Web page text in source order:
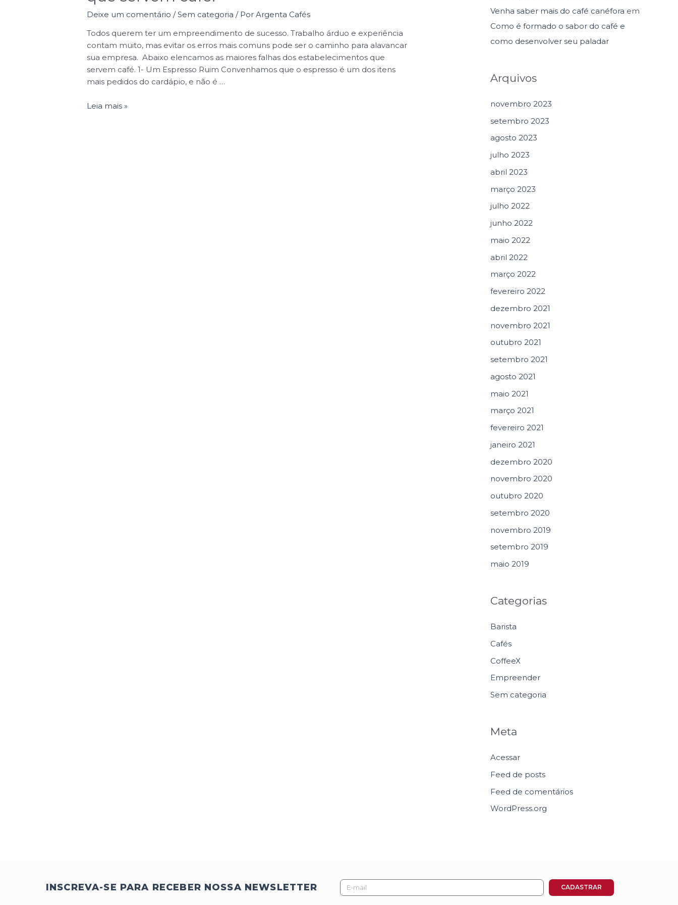
Deixe um comentário /Sem categoria / PorArgenta Cafés
Todos querem ter um empreendimento de sucesso. Trabalho árduo e experiência
contam muito, mas evitar os erros mais comuns pode ser o caminho para alavancar
sua empresa. Abaixo elencamos as maiores falhas dos estabelecimentos que
servem café. 1- Um Espresso Ruim Convenhamos que o espresso é um dos itens
mais pedidos do cardápio, e não é …
Leia mais »
Venha saber mais do café canéfora em
Como é formado o sabor do café e
como desenvolver seu paladar
Arquivos
novembro 2023
setembro 2023
agosto 2023
julho 2023
abril 2023
março 2023
julho 2022
junho 2022
maio 2022
abril 2022
março 2022
fevereiro 2022
dezembro 2021
novembro 2021
outubro 2021
setembro 2021
agosto 2021
maio 2021
março 2021
fevereiro 2021
janeiro 2021
dezembro 2020
novembro 2020
outubro 2020
setembro 2020
novembro 2019
setembro 2019
maio 2019
Categorias
Barista
Cafés
CoffeeX
Empreender
Sem categoria
Meta
Acessar
Feed de posts
Feed de comentários
WordPress.org
INSCREVA-SE PARA RECEBER NOSSA NEWSLETTER
E-
mail
CADASTRAR